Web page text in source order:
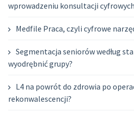
wprowadzeniu konsultacji
Medfile Praca, czyli cyfrowe
Segmentacja seniorów według
wyodrębnić grupy?
L4 na powrót do zdrowia po
rekonwalescencji?